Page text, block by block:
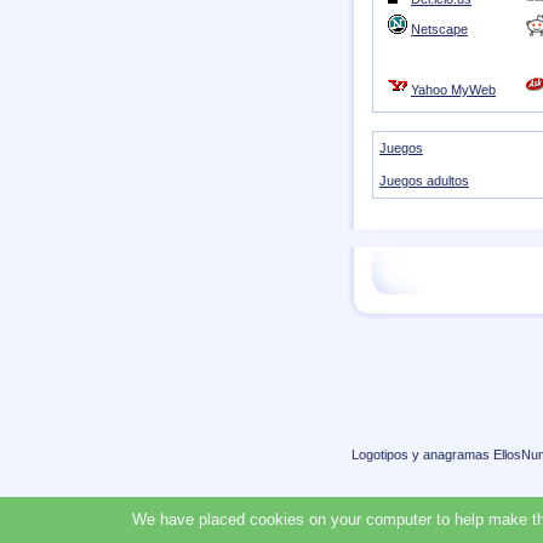
Netscape
Yahoo MyWeb
Juegos
Juegos adultos
Logotipos y anagramas
We have placed cookies on your computer to help make